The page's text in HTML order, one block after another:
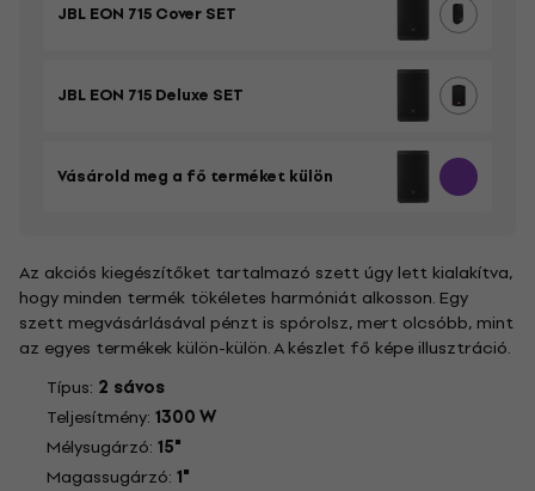
JBL EON 715 Cover SET
JBL EON 715 Deluxe SET
Vásárold meg a fő terméket külön
Az akciós kiegészítőket tartalmazó szett úgy lett kialakítva,
hogy minden termék tökéletes harmóniát alkosson. Egy
szett megvásárlásával pénzt is spórolsz, mert olcsóbb, mint
az egyes termékek külön-külön. A készlet fő képe illusztráció.
Típus: 2 sávos
Teljesítmény: 1300 W
Mélysugárzó: 15"
Magassugárzó: 1"